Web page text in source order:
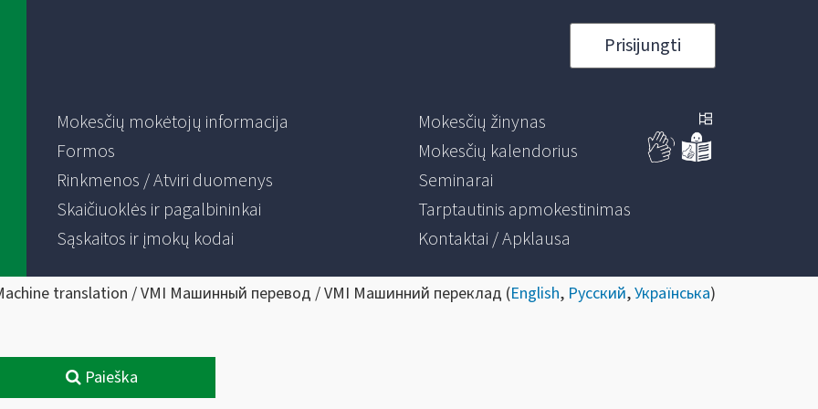
Prisijungti
Mokesčių mokėtojų informacija
Formos
Rinkmenos / Atviri duomenys
Skaičiuoklės ir pagalbininkai
Sąskaitos ir įmokų kodai
Mokesčių žinynas
Mokesčių kalendorius
Seminarai
Tarptautinis apmokestinimas
Kontaktai / Apklausa
translation / VMI Машинный перевод / VMI Машинний переклад (English, Русский,Українська)
Paieška